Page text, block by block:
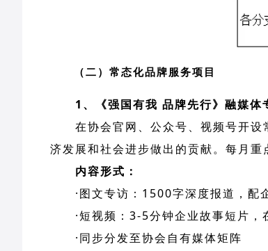
（二）常态化品牌服务项目
1、《强国有我 品牌先行》融媒体
在协会官网、公众号、视频号开
济发展和社会进步做出的贡献。每月
内容形式：
·图文专访：1500字深度报道，配
·短视频：3-5分钟企业故事短片
·同步分发至协会自有媒体矩阵